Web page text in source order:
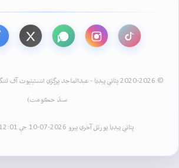
© 2020-2026 ڀٽائي پيڊيا - عبدالماجد ڀرڳڙي انسٽيٽيوٽ
سنڌ حڪومت)
ڀٽائي پيڊيا پورٽل آخري ڀيرو 2026-07-10 جي 12:01 لڳي اپڊيٽ ٿيو.